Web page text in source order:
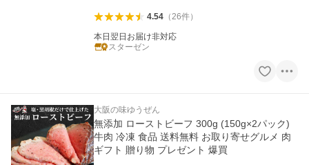
4.54（26件）
本日翌日お届け非対応
スターゼン
大阪の味ゆうぜん
無添加 ローストビーフ 300g (150g×2パック)
牛肉 冷凍 食品 送料無料 お取り寄せグルメ 肉
ギフト 贈り物 プレゼント 爆買